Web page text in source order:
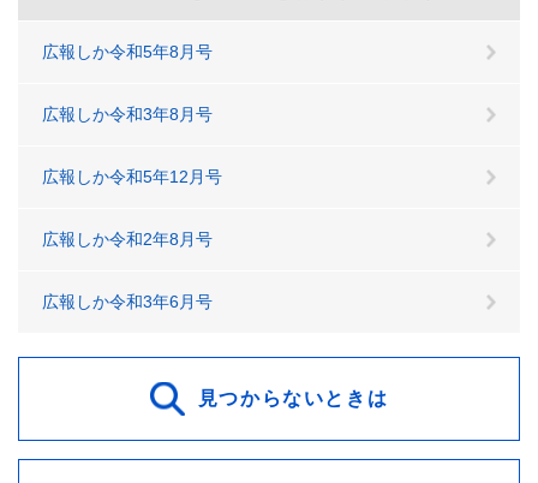
広報しか令和5年8月号
広報しか令和3年8月号
広報しか令和5年12月号
広報しか令和2年8月号
広報しか令和3年6月号
見つからないときは